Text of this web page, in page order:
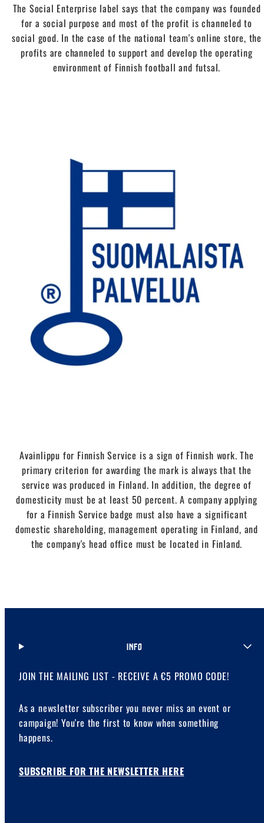
The Social Enterprise label says that the company was founded
for a social purpose and most of the profit is channeled to
social good. In the case of the national team's online store, the
profits are channeled to support and develop the operating
environment of Finnish football and futsal.
Avainlippu for Finnish Service is a sign of Finnish work. The
primary criterion for awarding the mark is always that the
service was produced in Finland. In addition, the degree of
domesticity must be at least 50 percent. A company applying
for a Finnish Service badge must also have a significant
domestic shareholding, management operating in Finland, and
the company's head office must be located in Finland.
INFO
JOIN THE MAILING LIST - RECEIVE A €5 PROMO CODE!
As a newsletter subscriber you never miss an event or
campaign! You're the first to know when something
happens.
SUBSCRIBE FOR THE NEWSLETTER HERE